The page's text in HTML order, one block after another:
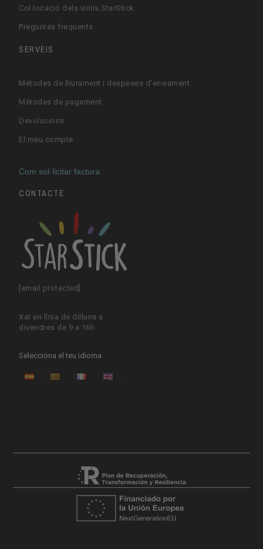
Col·locació dels vinils StarStick
Preguntes freqüents
SERVEIS
Mètodes de lliurament i despeses d'enviament
Mètodes de pagament
Devolucions
El meu compte
Com sol·licitar factura
CONTACTE
[email protected]
Xat en línia de dilluns a
divendres de 9 a 16h
Selecciona el teu idioma
ES CA FR